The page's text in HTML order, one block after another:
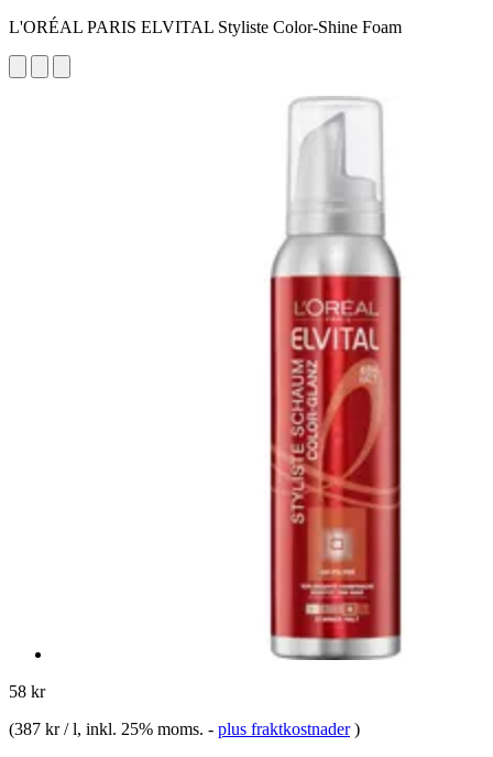
L'ORÉAL PARIS ELVITAL Styliste Color-Shine Foam
58 kr
(387 kr / l, inkl. 25% moms. - plus fraktkostnader )